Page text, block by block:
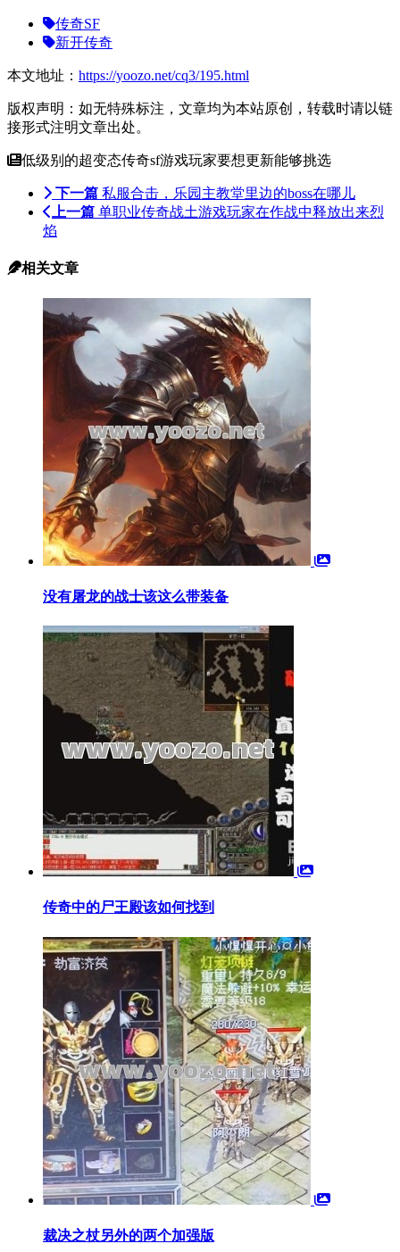
传奇SF
新开传奇
本文地址： https://yoozo.net/cq3/195.html
版权声明：如无特殊标注，文章均为本站原创，转载时请以链
接形式注明文章出处。
低级别的超变态传奇sf游戏玩家要想更新能够挑选
下一篇 私服合击，乐园主教堂里边的boss在哪儿
上一篇 单职业传奇战土游戏玩家在作战中释放出来烈
焰
相关文章
没有屠龙的战士该这么带装备
传奇中的尸王殿该如何找到
裁决之杖另外的两个加强版